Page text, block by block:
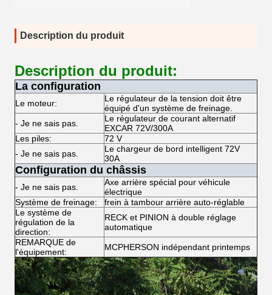
Description du produit
Description du produit:
La configuration
Le moteur:
Le régulateur de la tension doit être
équipé d'un système de freinage.
- Je ne sais pas.
Le régulateur de courant alternatif
EXCAR 72V/300A
Les piles:
72 V
- Je ne sais pas.
Le chargeur de bord intelligent 72V
30A
Configuration du châssis
- Je ne sais pas.
Axe arrière spécial pour véhicule
électrique
Système de freinage:
frein à tambour arrière auto-réglable
Le système de
régulation de la
direction:
RECK et PINION à double réglage
automatique
REMARQUE de
l'équipement:
MCPHERSON indépendant printemps